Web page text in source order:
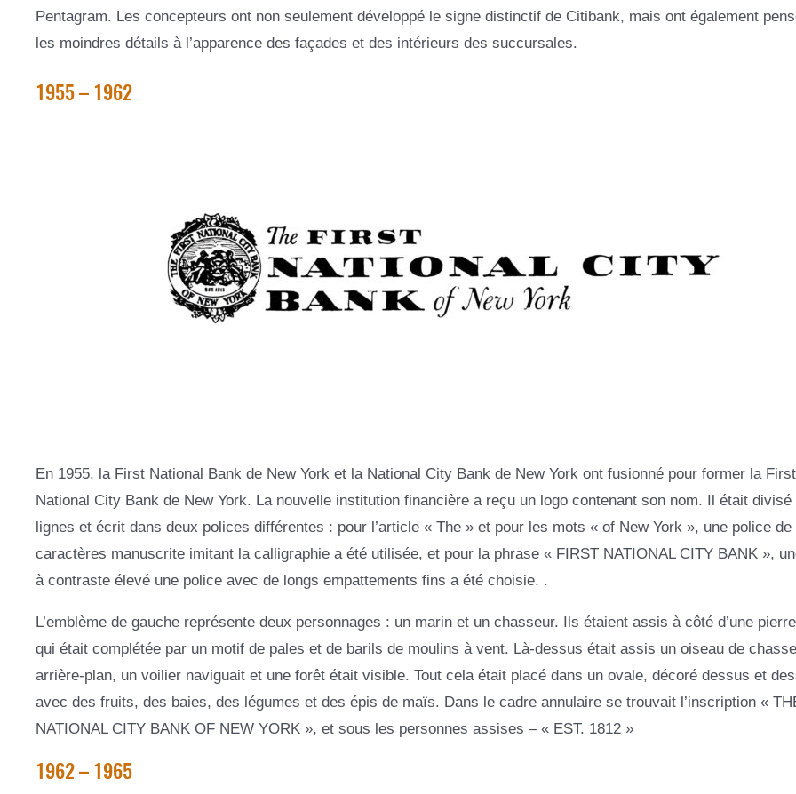
Pentagram. Les concepteurs ont non seulement développé le signe distinctif de Citibank, mais ont également
les moindres détails à l’apparence des façades et des intérieurs des succursales.
1955 – 1962
En 1955, la First National Bank de New York et la National City Bank de New York ont ​​fusionné pour former la First
National City Bank de New York. La nouvelle institution financière a reçu un logo contenant son nom. Il était divisé
lignes et écrit dans deux polices différentes : pour l’article « The » et pour les mots « of New York », une police de
caractères manuscrite imitant la calligraphie a été utilisée, et pour la phrase « FIRST NATIONAL CITY BANK »,
à contraste élevé une police avec de longs empattements fins a été choisie. .
L’emblème de gauche représente deux personnages : un marin et un chasseur. Ils étaient assis à côté d’une
qui était complétée par un motif de pales et de barils de moulins à vent. Là-dessus était assis un oiseau de
arrière-plan, un voilier naviguait et une forêt était visible. Tout cela était placé dans un ovale, décoré dessus et
avec des fruits, des baies, des légumes et des épis de maïs. Dans le cadre annulaire se trouvait l’inscription «
NATIONAL CITY BANK OF NEW YORK », et sous les personnes assises – « EST. 1812 »
1962 – 1965